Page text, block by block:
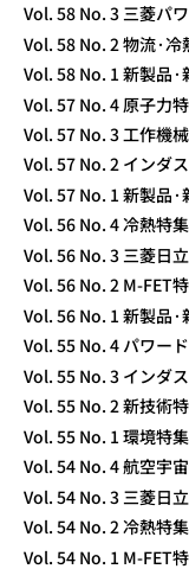
Vol. 58 No. 3 三菱パ
Vol. 58 No. 2 物流·
Vol. 58 No. 1 新製品·
Vol. 57 No. 4 原子力
Vol. 57 No. 3 工作機
Vol. 57 No. 2 インダ
Vol. 57 No. 1 新製品·
Vol. 56 No. 4 冷熱特集
Vol. 56 No. 3 三菱日
Vol. 56 No. 2 M-FET
Vol. 56 No. 1 新製品·
Vol. 55 No. 4 パワー
Vol. 55 No. 3 インダ
Vol. 55 No. 2 新技術
Vol. 55 No. 1 環境特集
Vol. 54 No. 4 航空宇
Vol. 54 No. 3 三菱日
Vol. 54 No. 2 冷熱特集
Vol. 54 No. 1 M-FET